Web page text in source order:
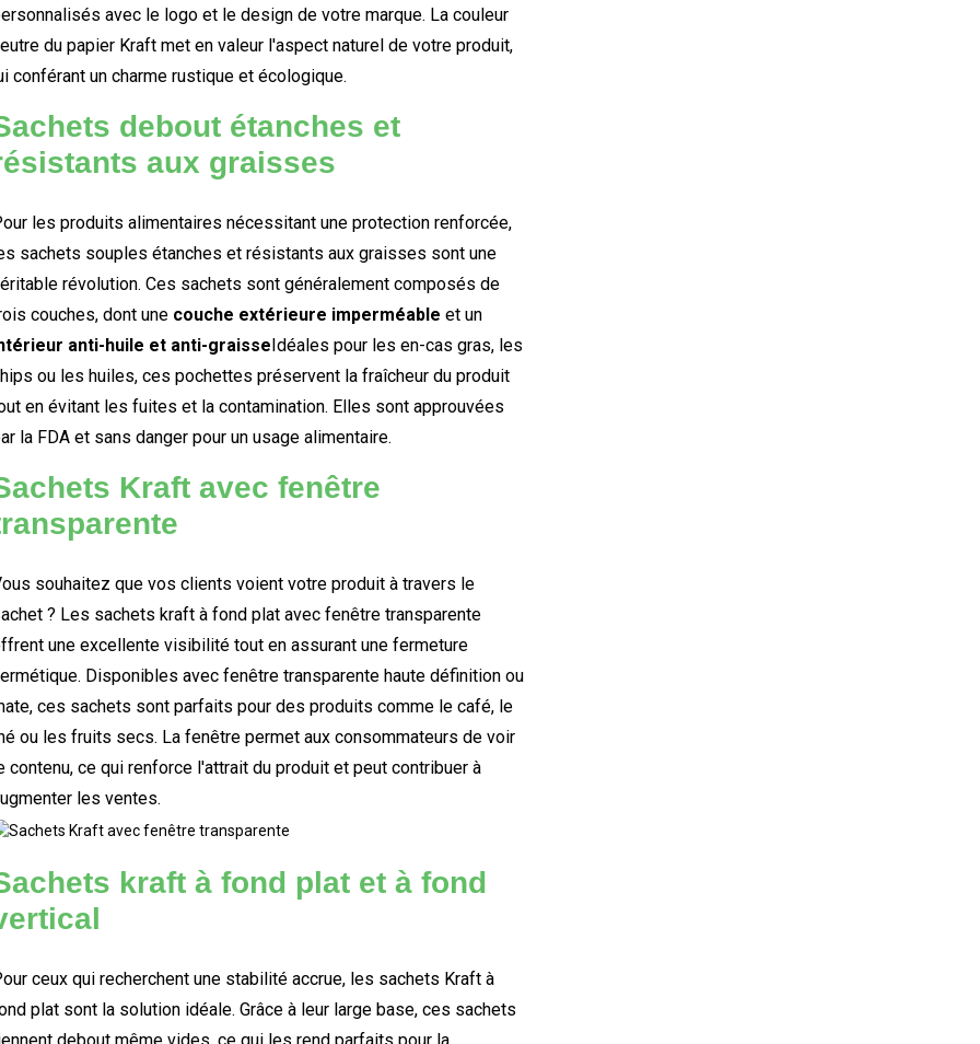
avec le logo et le design de votre marque. La couleur
du papier Kraft met en valeur l'aspect naturel de votre produit,
conférant un charme rustique et écologique.
debout étanches et
aux graisses
les produits alimentaires nécessitant une protection renforcée,
sachets souples étanches et résistants aux graisses sont une
révolution. Ces sachets sont généralement composés de
couches, dont une couche extérieure imperméable et un
anti-huile et anti-graisseIdéales pour les en-cas gras, les
ou les huiles, ces pochettes préservent la fraîcheur du produit
en évitant les fuites et la contamination. Elles sont approuvées
la FDA et sans danger pour un usage alimentaire.
Kraft avec fenêtre
souhaitez que vos clients voient votre produit à travers le
? Les sachets kraft à fond plat avec fenêtre transparente
une excellente visibilité tout en assurant une fermeture
Disponibles avec fenêtre transparente haute définition ou
ces sachets sont parfaits pour des produits comme le café, le
ou les fruits secs. La fenêtre permet aux consommateurs de voir
contenu, ce qui renforce l'attrait du produit et peut contribuer à
les ventes.
kraft à fond plat et à fond
ceux qui recherchent une stabilité accrue, les sachets Kraft à
plat sont la solution idéale. Grâce à leur large base, ces sachets